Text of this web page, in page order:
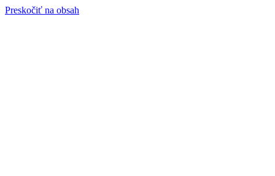
Preskočiť na obsah